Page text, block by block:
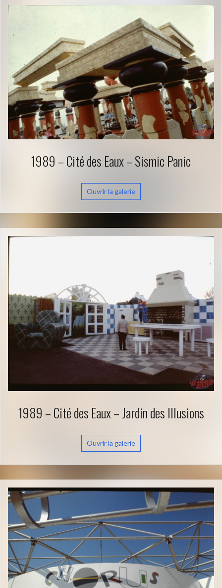
1989 – Cité des Eaux – Sismic Panic
Ouvrir la galerie
1989 – Cité des Eaux – Jardin des Illusions
Ouvrir la galerie